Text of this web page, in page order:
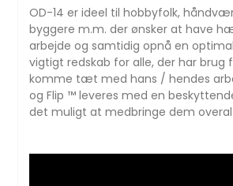
OD-14 er ideel til hobbyfolk,
byggere m.m. der ønsker at have
arbejde og samtidig opnå en
vigtigt redskab for alle, der har brug
komme tæt med hans / hendes
og Flip ™ leveres med en
det muligt at medbringe dem